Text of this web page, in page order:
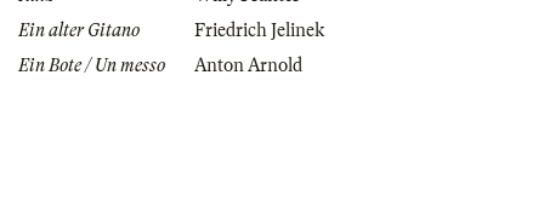
Ein alter Gitano
Friedrich Jelinek
Ein Bote / Un messo
Anton Arnold